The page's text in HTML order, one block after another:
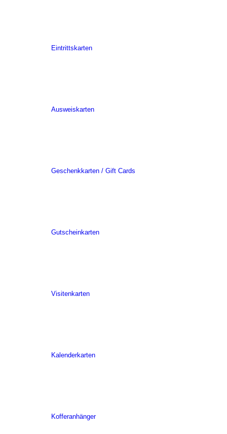
Eintrittskarten
Ausweiskarten
Geschenkkarten / Gift Cards
Gutscheinkarten
Visitenkarten
Kalenderkarten
Kofferanhänger